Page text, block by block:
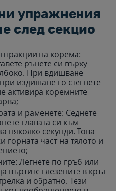
упражнения
след секцио
на корема:
ръцете си върху
При вдишване
издишане го стегнете
активира коремните
и раменете: Седнете
главата си към
няколко секунди. Това
горната част на тялото и
Легнете по гръб или
въртите глезените в кръг
и обратно. Тези